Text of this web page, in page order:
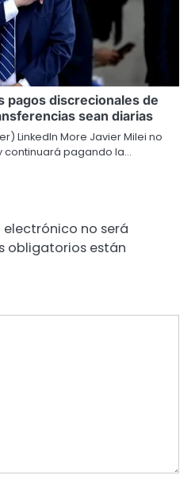
pagos discrecionales de
sean diarias
LinkedIn More Javier Milei no
continuará pagando la…
no será
obligatorios están